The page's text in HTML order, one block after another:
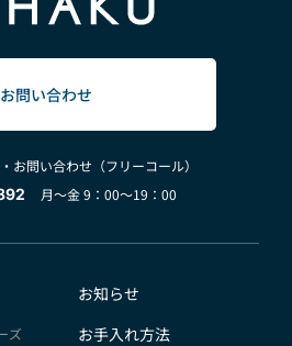
お問い合わせ
お問い合わせ（フリーコール）
月～金 9：00～19：00
ズ
お知らせ
お手入れ方法